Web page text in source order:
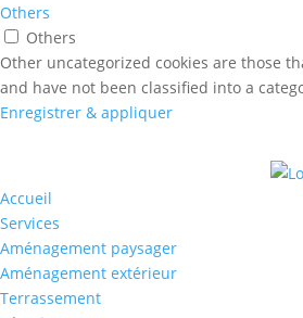
Others
Others
Other uncategorized cookies are those
and have not been classified into a
Enregistrer & appliquer
Accueil
Services
Aménagement paysager
Aménagement extérieur
Terrassement